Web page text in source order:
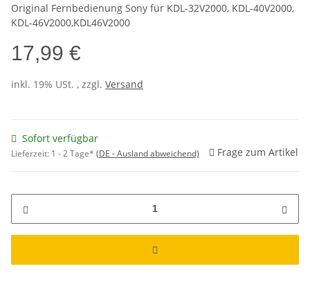
Original Fernbedienung Sony für KDL-32V2000, KDL-40V2000,
KDL-46V2000,KDL46V2000
17,99 €
inkl. 19% USt. , zzgl. Versand
Sofort verfügbar
Lieferzeit: 1 - 2 Tage* (DE - Ausland abweichend) Frage zum Artikel